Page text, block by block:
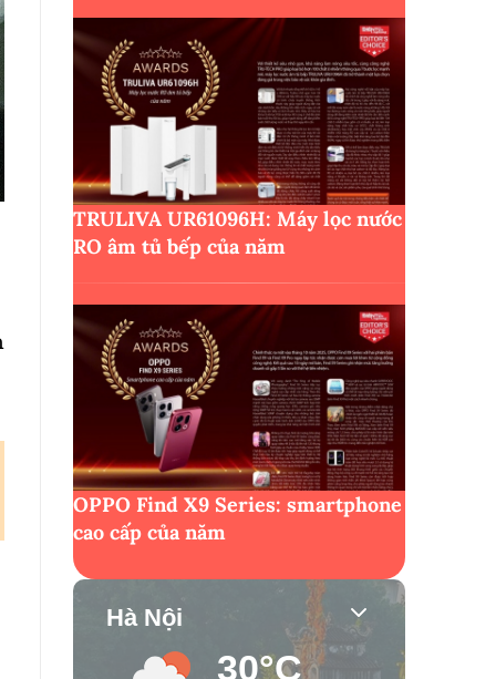
TRULIVA UR61096H: Máy lọc nước
RO âm tủ bếp của năm
OPPO Find X9 Series: smartphone
cao cấp của năm
Hà Nội
30°C